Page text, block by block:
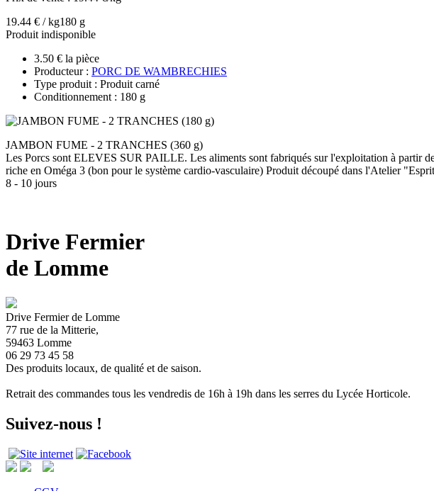
19.44 € / kg180 g
Produit indisponible
3.50 € la pièce
Producteur : PORC DE WAMBRECHIES
Type produit : Produit carné
Conditionnement : 180 g
JAMBON FUME - 2 TRANCHES (360 g)
Les Porcs sont ELEVES SUR PAILLE. Les aliments sont fabriqués sur l'exploitation à partir
riche en Oméga 3 (bon pour le système cardio-vasculaire) Produit découpé dans l'Atelier
8 - 10 jours
Drive Fermier
de Lomme
Drive Fermier de Lomme
77 rue de la Mitterie,
59463 Lomme
06 29 73 45 58
Des produits locaux, de qualité et de saison.
Retrait des commandes tous les vendredis de 16h à 19h dans les serres du Lycée Horticole.
Suivez-nous !